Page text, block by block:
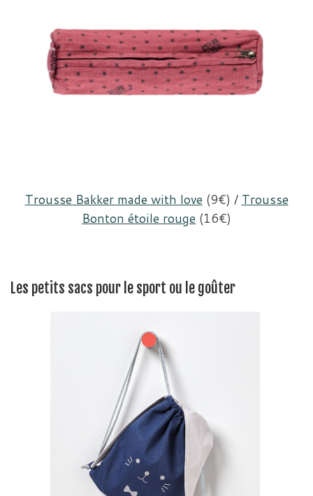
Trousse Bakker made with love (9€) / Trousse
Bonton étoile rouge (16€)
Les petits sacs pour le sport ou le goûter